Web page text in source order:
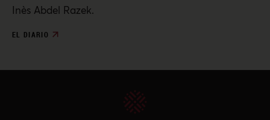
Inès Abdel Razek.
EL DIARIO